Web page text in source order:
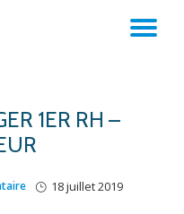
1ER RH –
18 juillet 2019